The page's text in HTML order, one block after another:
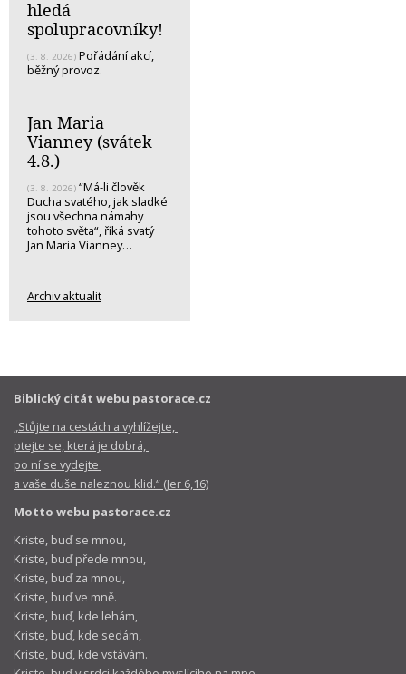
hledá
spolupracovníky!
(3. 8. 2026) Pořádání akcí,
běžný provoz.
Jan Maria
Vianney (svátek
4.8.)
(3. 8. 2026) “Má-li člověk
Ducha svatého, jak sladké
jsou všechna námahy
tohoto světa“, říká svatý
Jan Maria Vianney…
Archiv aktualit
Biblický citát webu pastorace.cz
„Stůjte na cestách a vyhlížejte,
ptejte se, která je dobrá,
po ní se vydejte
a vaše duše naleznou klid.“ (Jer 6,16)
Motto webu pastorace.cz
Kriste, buď se mnou,
Kriste, buď přede mnou,
Kriste, buď za mnou,
Kriste, buď ve mně.
Kriste, buď, kde lehám,
Kriste, buď, kde sedám,
Kriste, buď, kde vstávám.